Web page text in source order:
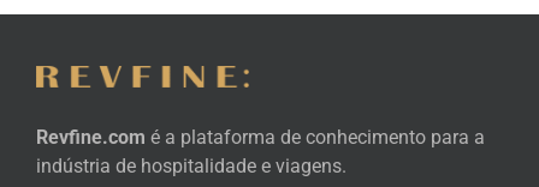
Revfine.com é a plataforma de conhecimento para a
indústria de hospitalidade e viagens.